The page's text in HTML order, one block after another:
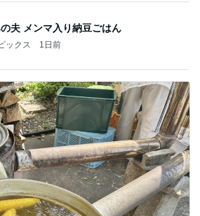
夫 メンマ入り納豆ごはん
ックス 1日前